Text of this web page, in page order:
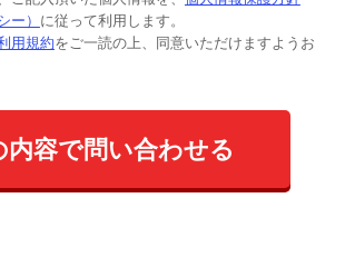
ー） に従って利用します。
用規約をご一読の上、同意いただけますようお